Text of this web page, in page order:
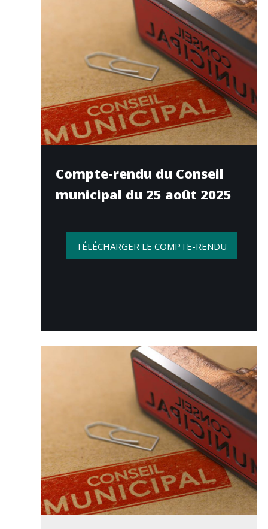
Compte-rendu du Conseil
municipal du 25 août 2025
TÉLÉCHARGER LE COMPTE-RENDU